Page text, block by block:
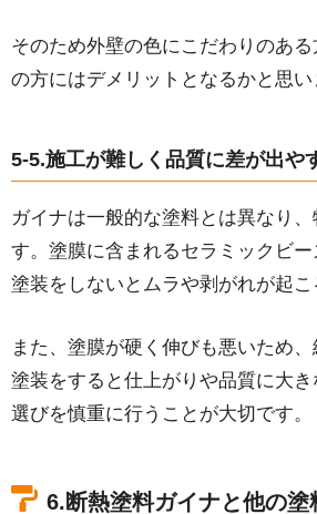
そのため外壁の色にこだわりのあ
の方にはデメリットとなるかと思い
5-5.施工が難しく品質に差が出や
ガイナは一般的な塗料とは異なり
す。塗膜に含まれるセラミックビ
塗装をしないとムラや剥がれが起こ
また、塗膜が硬く伸びも悪いため
塗装をすると仕上がりや品質に大
選びを慎重に行うことが大切です。
6.断熱塗料ガイナと他の塗